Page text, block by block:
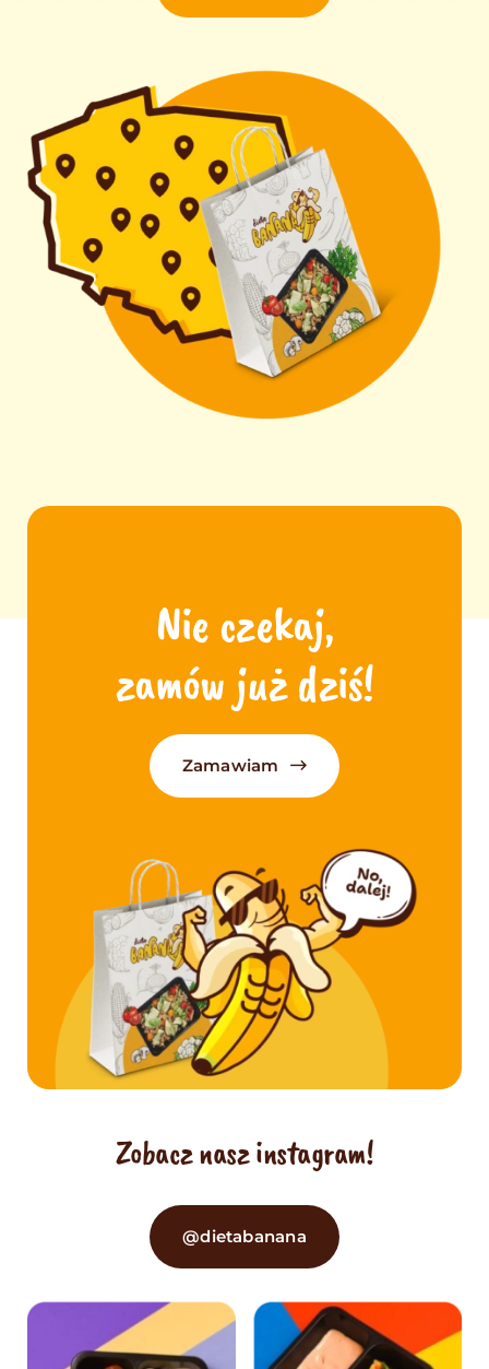
Nie czekaj,
zamów już dziś!
Zamawiam
Zobacz nasz instagram!
@dietabanana